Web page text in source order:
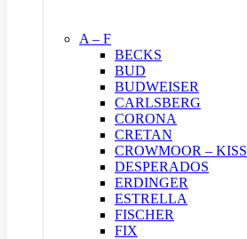
A – F
BECKS
BUD
BUDWEISER
CARLSBERG
CORONA
CRETAN
CROWMOOR – KISS
DESPERADOS
ERDINGER
ESTRELLA
FISCHER
FIX